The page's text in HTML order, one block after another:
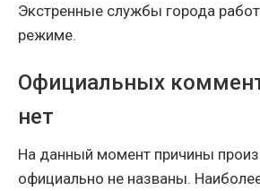
Экстренные службы города
режиме.
Официальных
нет
На данный момент причины
официально не названы.